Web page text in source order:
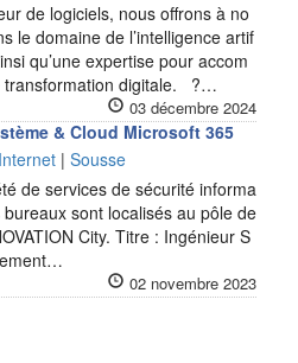
de logiciels, nous offrons à no
le domaine de l’intelligence artif
qu’une expertise pour accom
transformation digitale. ?…
03 décembre 2024
& Cloud Microsoft 365
| Sousse
de services de sécurité informa
sont localisés au pôle de
City. Titre : Ingénieur S
02 novembre 2023